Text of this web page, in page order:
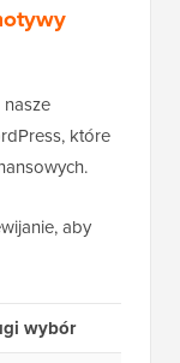
które
aby
wybór